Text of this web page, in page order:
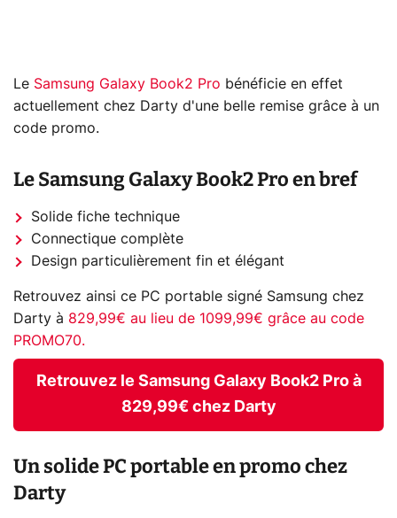
Le Samsung Galaxy Book2 Pro bénéficie en effet
actuellement chez Darty d'une belle remise grâce à un
code promo.
Le Samsung Galaxy Book2 Pro en bref
Solide fiche technique
Connectique complète
Design particulièrement fin et élégant
Retrouvez ainsi ce PC portable signé Samsung chez
Darty à 829,99€ au lieu de 1099,99€ grâce au code
PROMO70.
Retrouvez le Samsung Galaxy Book2 Pro à
829,99€ chez Darty
Un solide PC portable en promo chez
Darty